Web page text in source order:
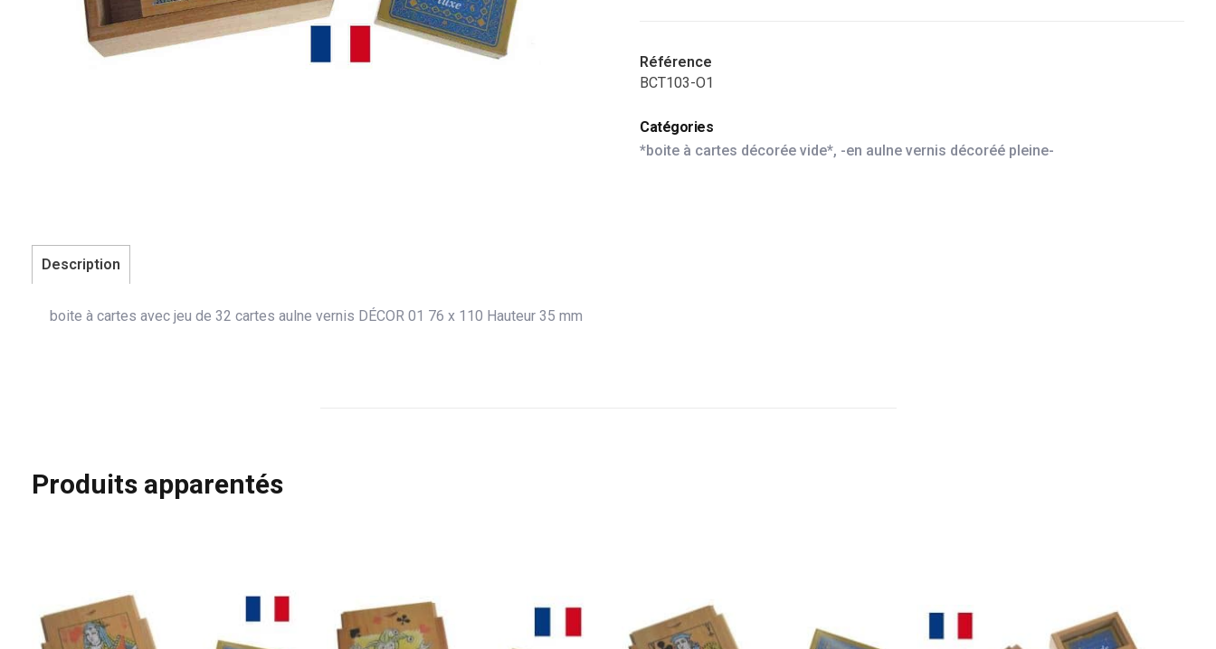
Référence
BCT103-O1
Catégories
*boite à cartes décorée vide*, -en aulne vernis décoréé pleine-
Description
boite à cartes avec jeu de 32 cartes aulne vernis DÉCOR 01 76 x 110 Hauteur 35 mm
Produits apparentés